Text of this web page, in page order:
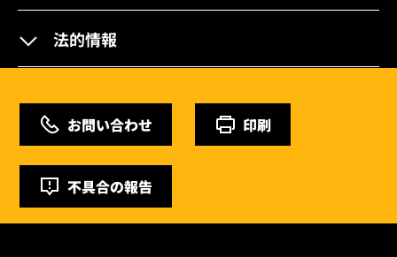
法的情報
お問い合わせ 印刷
不具合の報告